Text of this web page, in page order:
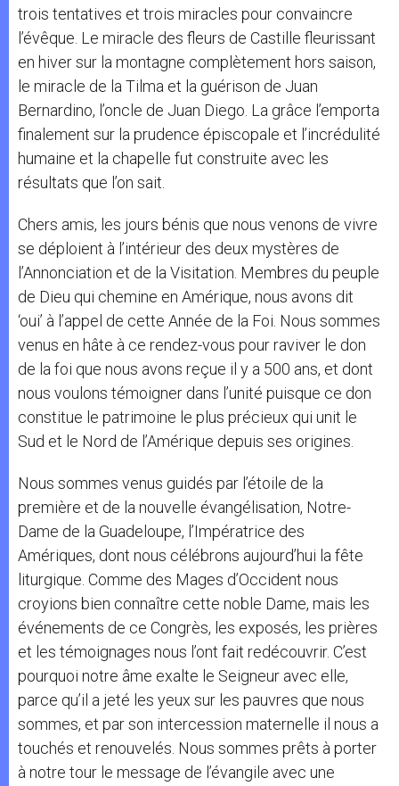
trois tentatives et trois miracles pour convaincre
l’évêque. Le miracle des fleurs de Castille fleurissant
en hiver sur la montagne complètement hors saison,
le miracle de la Tilma et la guérison de Juan
Bernardino, l’oncle de Juan Diego. La grâce l’emporta
finalement sur la prudence épiscopale et l’incrédulité
humaine et la chapelle fut construite avec les
résultats que l’on sait.
Chers amis, les jours bénis que nous venons de vivre
se déploient à l’intérieur des deux mystères de
l’Annonciation et de la Visitation. Membres du peuple
de Dieu qui chemine en Amérique, nous avons dit
‘oui’ à l’appel de cette Année de la Foi. Nous sommes
venus en hâte à ce rendez-vous pour raviver le don
de la foi que nous avons reçue il y a 500 ans, et dont
nous voulons témoigner dans l’unité puisque ce don
constitue le patrimoine le plus précieux qui unit le
Sud et le Nord de l’Amérique depuis ses origines.
Nous sommes venus guidés par l’étoile de la
première et de la nouvelle évangélisation, Notre-
Dame de la Guadeloupe, l’Impératrice des
Amériques, dont nous célébrons aujourd’hui la fête
liturgique. Comme des Mages d’Occident nous
croyions bien connaître cette noble Dame, mais les
événements de ce Congrès, les exposés, les prières
et les témoignages nous l’ont fait redécouvrir. C’est
pourquoi notre âme exalte le Seigneur avec elle,
parce qu’il a jeté les yeux sur les pauvres que nous
sommes, et par son intercession maternelle il nous a
touchés et renouvelés. Nous sommes prêts à porter
à notre tour le message de l’évangile avec une